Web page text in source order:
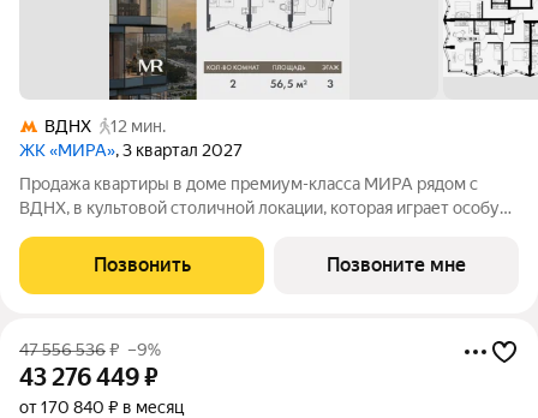
ВДНХ
12 мин.
ЖК «МИРА», 3 квартал 2027
Продажа квартиры в доме премиум-класса МИРА рядом с
ВДНХ, в культовой столичной локации, которая играет особую
квартира площадью 56.54 м расположена в корпусе 3, на 3
этаже 24 этажного дома.
Позвонить Позвоните мне
47 556 536₽ –9%
43 276 449₽
от 170 840 ₽ в месяц